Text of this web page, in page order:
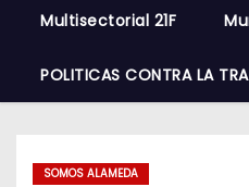
Multisectorial 21F
POLITICAS CONTRA LA
SOMOS ALAMEDA